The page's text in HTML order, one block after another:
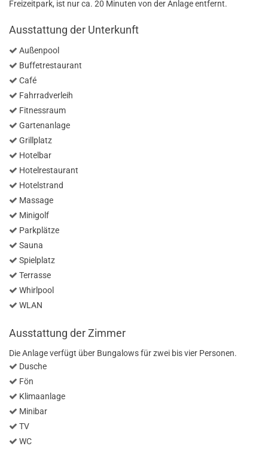
Freizeitpark, ist nur ca. 20 Minuten von der Anlage entfernt.
Ausstattung der Unterkunft
Außenpool
Buffetrestaurant
Café
Fahrradverleih
Fitnessraum
Gartenanlage
Grillplatz
Hotelbar
Hotelrestaurant
Hotelstrand
Massage
Minigolf
Parkplätze
Sauna
Spielplatz
Terrasse
Whirlpool
WLAN
Ausstattung der Zimmer
Die Anlage verfügt über Bungalows für zwei bis vier Personen.
Dusche
Fön
Klimaanlage
Minibar
TV
WC